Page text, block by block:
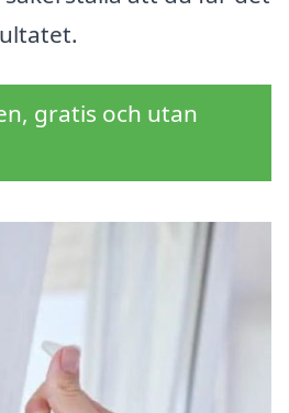
gratis och utan